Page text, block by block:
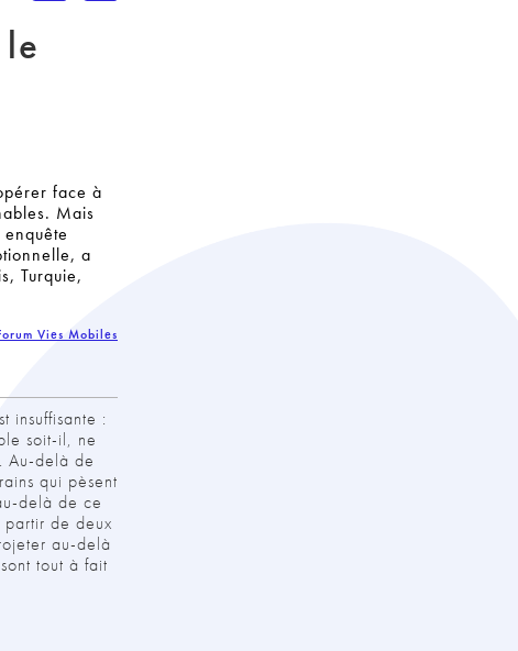
face à
Mais
a
Turquie,
Vies Mobiles
insuffisante :
soit-il, ne
Au-delà de
qui pèsent
delà de ce
partir de deux
au-delà
tout à fait